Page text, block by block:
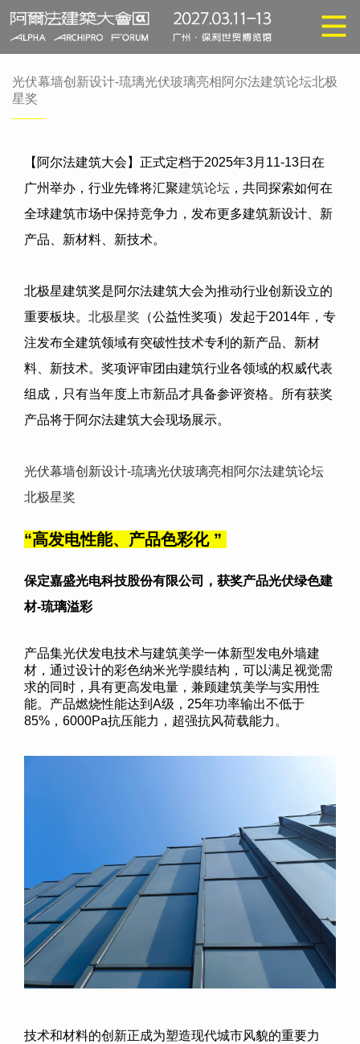
光伏幕墙创新设计-琉璃光伏玻璃亮相阿尔法建筑论坛北极
星奖
【阿尔法建筑大会】正式定档于2025年3月 11-13日在
广州举办，行业先锋将汇聚建筑论坛 ，共同探索如何在
全球建筑市场中保持竞争力，发布更多建筑新设计、新
产品、新材料、新技术。
北极星建筑奖是阿尔法建筑大会为推动行业创新设立的
重要板块。 北极星奖 （公益性奖项）发起于2014年，专
注发布全建筑领域有突破性技术专利的新产品、新材
料、新技术。奖项评审团由建筑行业各领域的权威代表
组成，只有当年度上市新品才具备参评资格。所有获奖
产品将于阿尔法建筑大会现场展示。
光伏幕墙创新设计-琉璃光伏玻璃亮相阿尔法建筑论坛
北极星奖
“高发电性能、产品色彩化 ”
保定嘉盛光电科技股份有限公司
，获奖产品光伏绿色建
材-琉璃溢彩
产品集光伏发电技术与建筑美学一体新型发电外墙建
材，通过设计的彩色纳米光学膜结构，可以满足视觉需
求的同时，具有更高发电量，兼顾建筑美学与实用性
能。产品燃烧性能达到A级，25年功率输出不低于
85%，6000Pa抗压能力，超强抗风荷载能力。
技术和材料的创新正成为塑造现代城市风貌的重要力